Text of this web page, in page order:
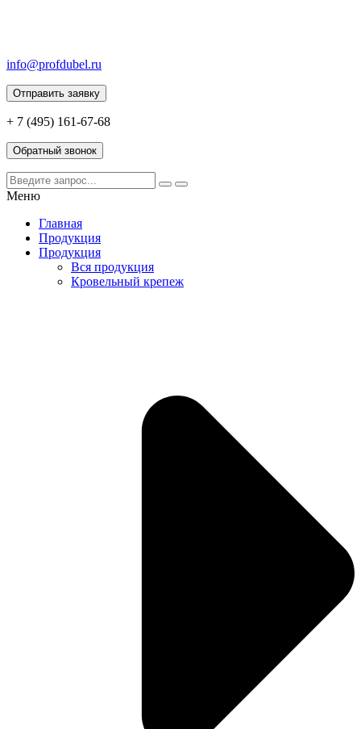
info@profdubel.ru
Отправить заявку
+ 7 (495) 161-67-68
Обратный звонок
Меню
Главная
Продукция
Продукция
Вся продукция
Кровельный крепеж